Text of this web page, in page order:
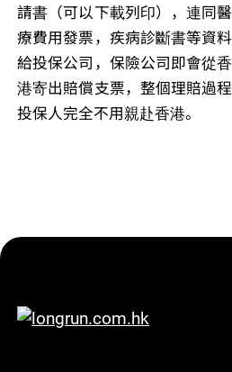
請書（可以下載列印），連同醫
療費用發票，疾病診斷書等資料
給投保公司，保險公司即會從香
港寄出賠償支票，整個理賠過程
投保人完全不用親赴香港。